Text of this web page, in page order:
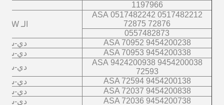
1197966
0517482212 0517482242 ASA
72875 72876
الـ BPW
0557482873
9454200238 ASA 70952
دي-سي
9454200338 ASA 70953
دي-سي
9454200038 9424200938 ASA
72593
دي-سي
9454200138 ASA 72594
دي-سي
9454200838 ASA 72037
دي-سي
9454200738 ASA 72036
دي-سي